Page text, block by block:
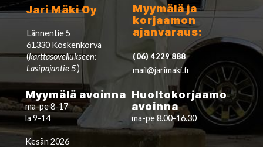
Jari Mäki Oy
Lännentie 5
61330 Koskenkorva
(karttasovellukseen:
Lasipajantie 5)
Myymälä ja
korjaamon
ajanvaraus:
(06) 4229 888
mail@jarimaki.fi
Myymälä avoinna
ma-pe 8-17
la 9-14
Kesän 2026
Huoltokorjaamo
avoinna
ma-pe 8.00-16.30